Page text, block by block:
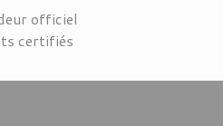
officiel
certifiés